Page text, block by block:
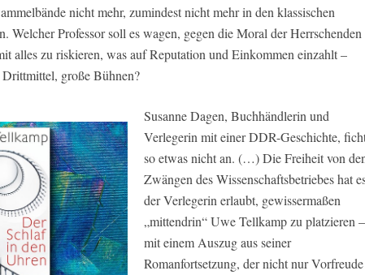
nicht mehr, zumindest nicht mehr in den klassischen
Welcher Professor soll es wagen, gegen die Moral der Herrschenden
alles zu riskieren, was auf Reputation und Einkommen einzahlt –
große Bühnen?
Susanne Dagen, Buchhändlerin und
Verlegerin mit einer DDR-Geschichte,
so etwas nicht an. (…) Die Freiheit von
Zwängen des Wissenschaftsbetriebes hat
der Verlegerin erlaubt, gewissermaßen
„mittendrin“ Uwe Tellkamp zu platzieren –
mit einem Auszug aus seiner
Romanfortsetzung, der nicht nur Vorfreude